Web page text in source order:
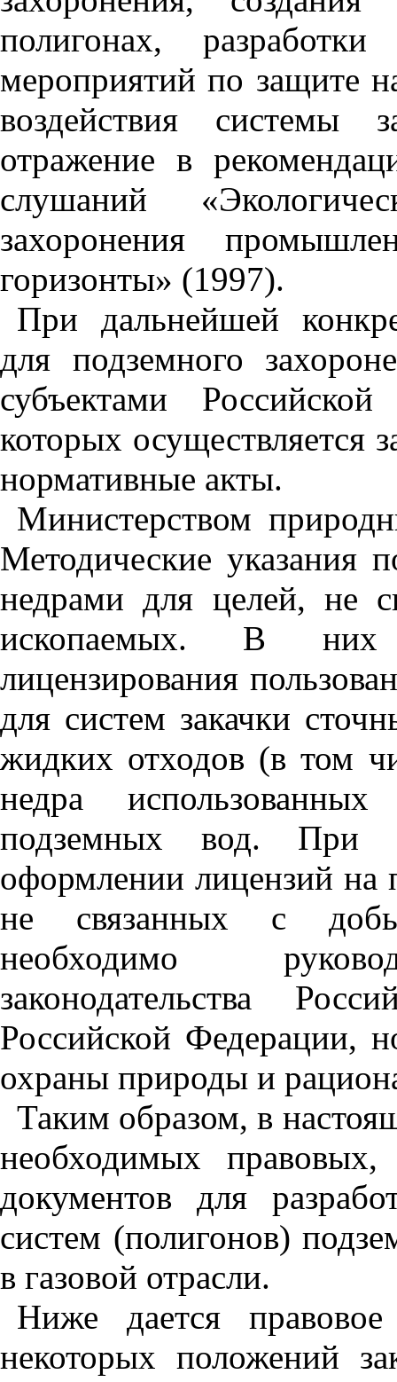
полигонах,
мероприятий по защите
воздействия системы
отражение в
слушаний
захоронения
горизонты» (1997).
При дальнейшей
для подземного
субъектами
которых осуществляется
нормативные акты.
Министерством
Методические указания
недрами для целей, не
ископаемых. В них
лицензирования
для систем закачки
жидких отходов (в том
недра
подземных вод. При
оформлении лицензий на
не связанных с
необходимо
законодательства
Российской Федерации,
охраны природы и
Таким образом, в
необходимых
документов для
систем (полигонов)
в газовой отрасли.
Ниже дается
некоторых положений